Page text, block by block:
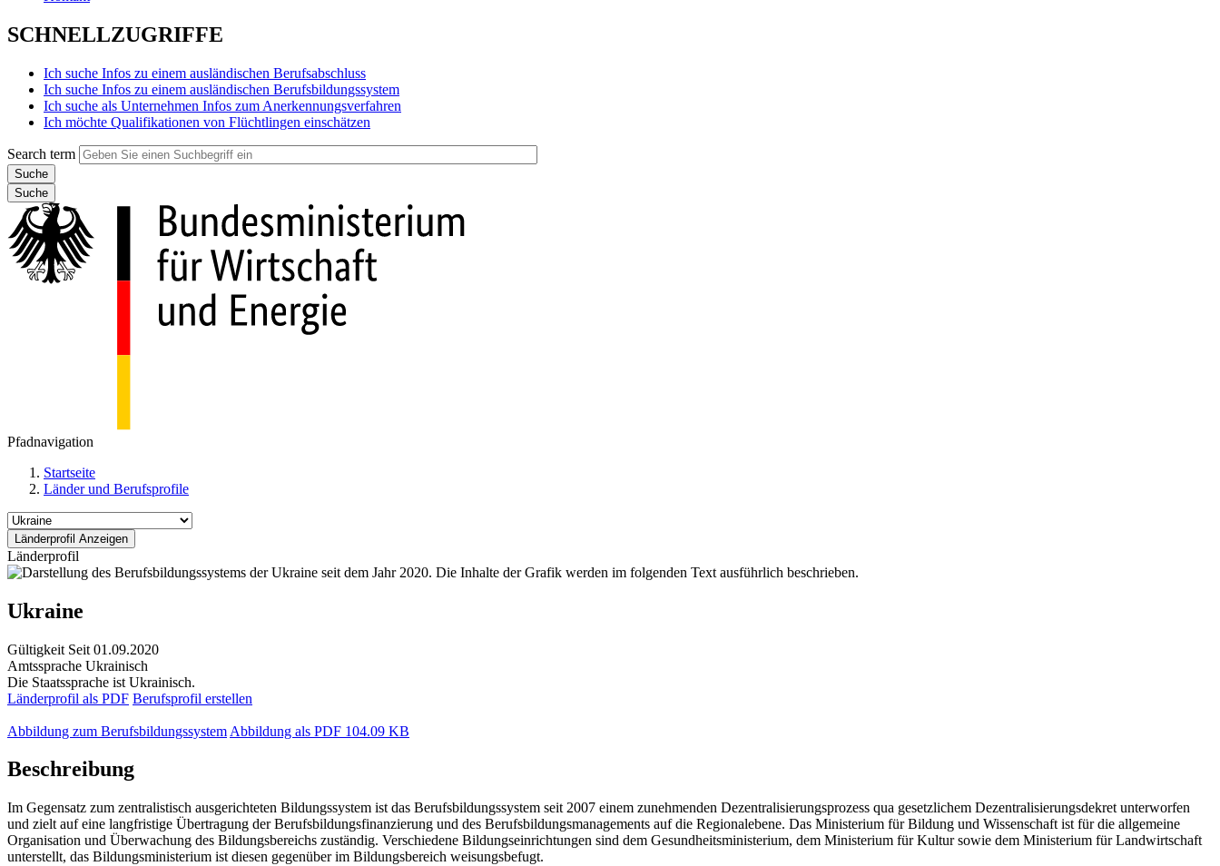
SCHNELLZUGRIFFE
Ich suche Infos zu einem ausländischen Berufsabschluss
Ich suche Infos zu einem ausländischen Berufsbildungssystem
Ich suche als Unternehmen Infos zum Anerkennungsverfahren
Ich möchte Qualifikationen von Flüchtlingen einschätzen
Search term
Suche
Pfadnavigation
Startseite
Länder und Berufsprofile
Länderprofil
Ukraine
Gültigkeit Seit 01.09.2020
Amtssprache Ukrainisch
Die Staatssprache ist Ukrainisch.
Länderprofil als PDF Berufsprofil erstellen
Abbildung zum Berufsbildungssystem Abbildung als PDF 104.09 KB
Beschreibung
Im Gegensatz zum zentralistisch ausgerichteten Bildungssystem ist das Berufsbildungssystem seit 2007 einem zunehmenden Dezentralisierungsprozess qua gesetzlichem Dezentralisierungsdekret unterworfen
und zielt auf eine langfristige Übertragung der Berufsbildungsfinanzierung und des Berufsbildungsmanagements auf die Regionalebene. Das Ministerium für Bildung und Wissenschaft ist für die allgemeine
Organisation und Überwachung des Bildungsbereichs zuständig. Verschiedene Bildungseinrichtungen sind dem Gesundheitsministerium, dem Ministerium für Kultur sowie dem Ministerium für Landwirtschaft
unterstellt, das Bildungsministerium ist diesen gegenüber im Bildungsbereich weisungsbefugt.